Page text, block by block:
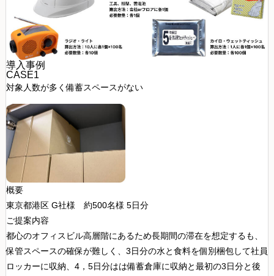
導入事例
CASE1
対象人数が多く備蓄スペースがない
概要
東京都港区 G社様 約500名様 5日分
ご提案内容
都心のオフィスビル高層階にあるため長期間の滞在を想定するも、
保管スペースの確保が難しく、3日分の水と食料を個別梱包して社員
ロッカーに収納、4，5日分はは備蓄倉庫に収納と最初の3日分と後